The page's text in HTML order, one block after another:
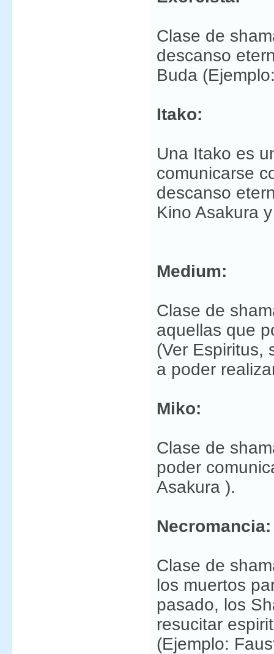
Clase de
descanso
Buda
Itako:
Una Itako es
comunicarse
descanso
Kino Asakura
Medium:
Clase de
aquellas que
(Ver Espiritus,
a poder
Miko:
Clase de
poder
Asakura ).
Necromancia:
Clase de
los muertos
pasado, los
resucitar
(Ejemplo: